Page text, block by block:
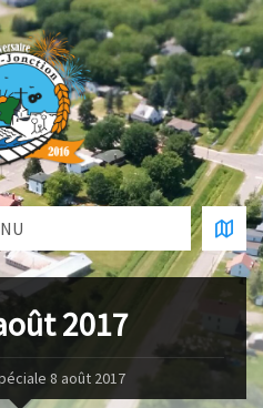
2017
8 août 2017